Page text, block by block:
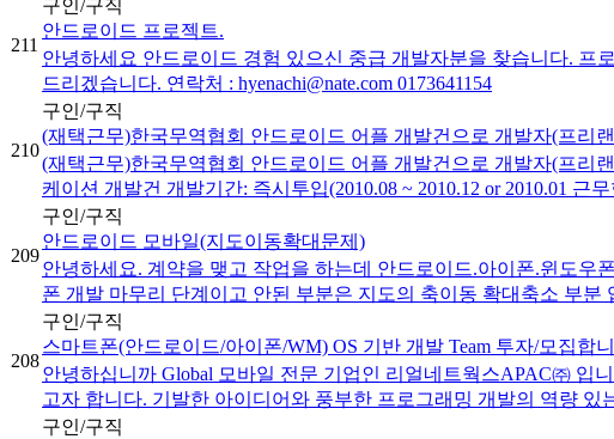
211
구인/구직
안드로이드 프로젝트.
안녕하세요 안드로이드 경험 있으신 중급 개발자분을 찾습니다. 프
드리겠습니다. 연락처 : hyenachi@nate.com 0173641154
210
구인/구직
(재택근무)한국무역협회 안드로이드 어플 개발건으로 개발자(프리
(재택근무)한국무역협회 안드로이드 어플 개발건으로 개발자(프리
케이션 개발건 개발기간: 즉시투입(2010.08 ~ 2010.12 or 2010.01 근무
209
구인/구직
안드로이드 모바일(지도이동확대문제)
안녕하세요. 계약을 맺고 작업을 하는데 안드로이드.아이폰.윈도
폰 개발 마무리 단계이고 안된 부분은 지도의 축이동 확대축소 부분
208
구인/구직
스마트폰(안드로이드/아이폰/WM) OS 기반 개발 Team 투자/모집합
안녕하십니까 Global 모바일 전문 기업인 리얼네트웍스APAC㈜ 입
고자 합니다. 기발한 아이디어와 풍부한 프로그래밍 개발의 역량 있
구인/구직